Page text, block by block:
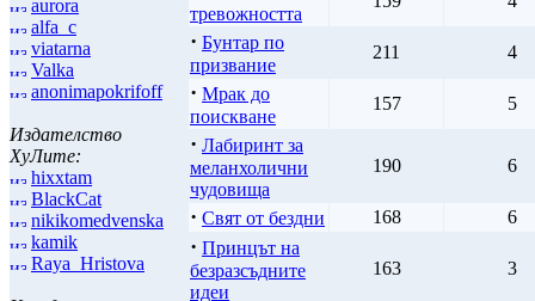
aurora
alfa_c
viatarna
Valka
anonimapokrifoff
Издателство
ХуЛите:
hixxtam
BlackCat
nikikomedvenska
kamik
Raya_Hristova
тревожността
· Бунтар по
призвание
211 4
· Мрак до
поискване
157 5
· Лабиринт за
меланхолични
чудовища
190 6
· Свят от бездни 168 6
· Принцът на
безразсъдните
идеи
163 3